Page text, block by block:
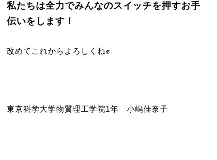
私たちは全力でみんなのスイッチを押すお手
伝いをします！
改めてこれからよろしくね✊
東京科学大学物質理工学院1年 小嶋佳奈子